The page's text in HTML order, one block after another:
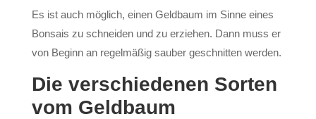
Es ist auch möglich, einen Geldbaum im Sinne eines
Bonsais zu schneiden und zu erziehen. Dann muss er
von Beginn an regelmäßig sauber geschnitten werden.
Die verschiedenen Sorten
vom Geldbaum